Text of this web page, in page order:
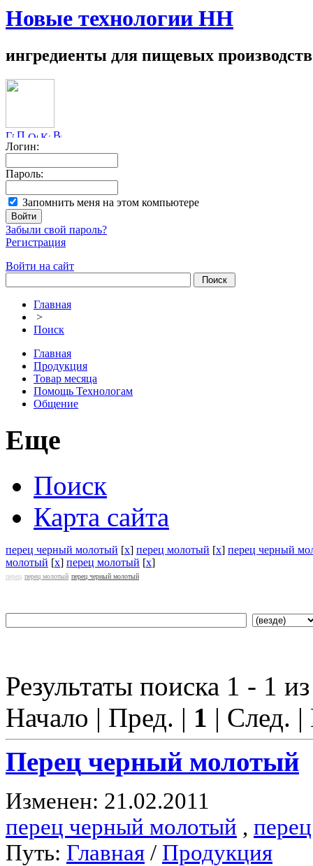
Новые технологии НН
ингредиенты для пищевых производств
Логин:
Пароль:
Запомнить меня на этом компьютере
Забыли свой пароль?
Регистрация
Войти на сайт
Главная
>
Поиск
Главная
Продукция
Товар месяца
Помощь Технологам
Общение
Еще
Поиск
Карта сайта
перец черный молотый [x] перец молотый [x] перец черный
молотый [x] перец молотый [x]
перец перец молотый перец черный молотый
Результаты поиска 1 - 1
Начало | Пред. | 1 | След.
Перец черный молотый
Изменен: 21.02.2011
перец черный молотый , перец
Путь: Главная / Продукция